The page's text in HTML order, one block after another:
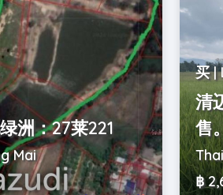
洲：27莱221
Mai
买 |
清
售
฿